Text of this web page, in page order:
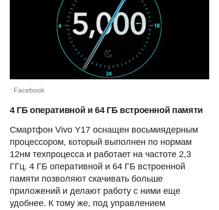
: Facebook
4 ГБ оперативной и 64 ГБ встроенной памяти
Смартфон Vivo Y17 оснащен восьмиядерным
процессором, который выполнен по нормам
12нм техпроцесса и работает на частоте 2,3
ГГц. 4 ГБ оперативной и 64 ГБ встроенной
памяти позволяют скачивать больше
приложений и делают работу с ними еще
удобнее. К тому же, под управлением